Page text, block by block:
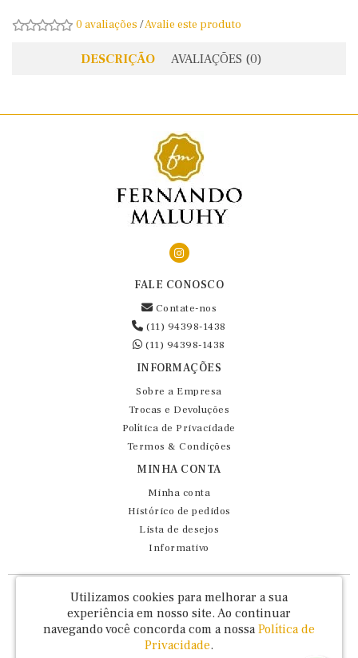
0 avaliações /Avalie este produto
DESCRIÇÃO AVALIAÇÕES (0)
FALE CONOSCO
Contate-nos
(11) 94398-1438
(11) 94398-1438
INFORMAÇÕES
Sobre a Empresa
Trocas e Devoluções
Política de Privacidade
Termos & Condições
MINHA CONTA
Minha conta
Histórico de pedidos
Lista de desejos
Informativo
Fernando Maluhy Cia Ltda - CNPJ: 60.458.825/0001-86
Rua Dr Euclydes da Cunha, 47 - Brás - São Paulo / SP - CEP 03016-030
Utilizamos cookies para melhorar a sua
experiência em nosso site. Ao continuar
navegando você concorda com a nossa Política de
Privacidade.